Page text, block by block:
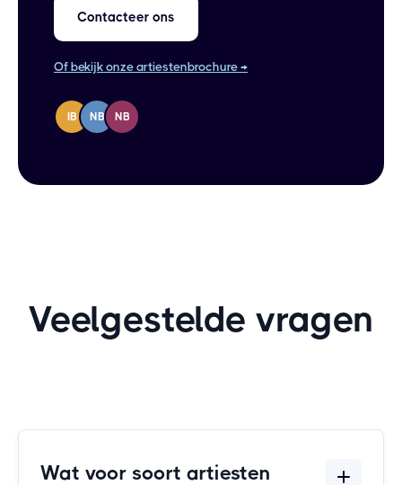
Contacteer ons
Of bekijk onze artiestenbrochure →
IB NB NB
Veelgestelde vragen
Wat voor soort artiesten